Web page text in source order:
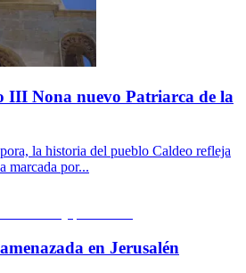
Nona nuevo Patriarca de la
la historia del pueblo Caldeo refleja
marcada por...
en Jerusalén